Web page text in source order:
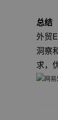
总结
外贸
洞察
求，